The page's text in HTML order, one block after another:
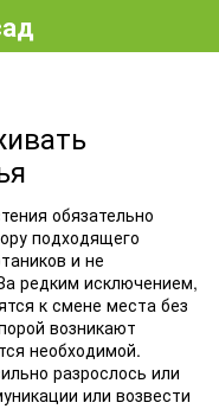
обязательно
подходящего
и не
редким исключением,
к смене места без
возникают
необходимой.
разрослось или
или возвести